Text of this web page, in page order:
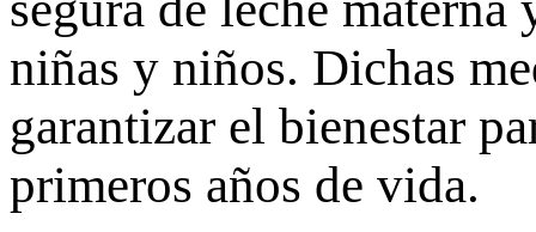
niñas y niños. Dichas
garantizar el bienestar
primeros años de vida.